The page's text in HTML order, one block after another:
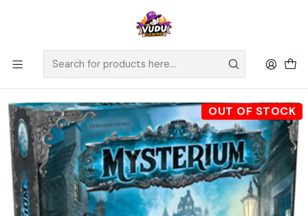
🚀 ¡Despachamos a todo Chile! Envío GRATIS a Regiones sobre
$100.000 y a RM sobre $35.000
Home Juegos de Mesa Cooperativos
Mysterium Refresh - Español
OUT OF STOCK